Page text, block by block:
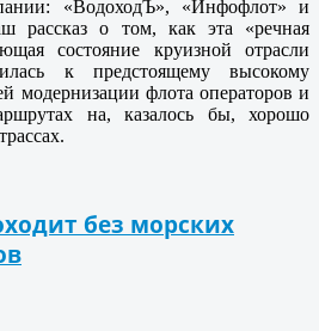
«ВодоходЪ», «Инфофлот» и
рассказ о том, как эта «речная
состояние круизной отрасли
к предстоящему высокому
модернизации флота операторов и
на, казалось бы, хорошо
без морских